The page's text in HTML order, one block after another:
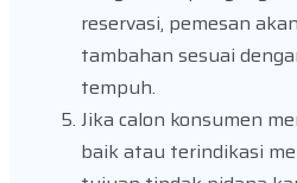
reservasi, pemesan
tambahan sesuai
tempuh.
Jika calon konsumen
baik atau terindikasi